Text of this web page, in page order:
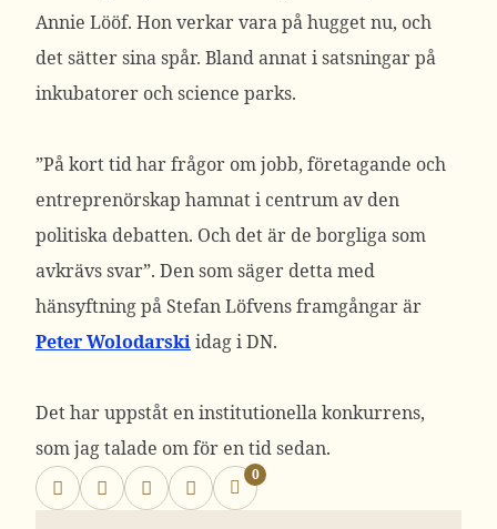
Annie Lööf. Hon verkar vara på hugget nu, och
det sätter sina spår. Bland annat i satsningar på
inkubatorer och science parks.
”På kort tid har frågor om jobb, företagande och
entreprenörskap hamnat i centrum av den
politiska debatten. Och det är de borgliga som
avkrävs svar”. Den som säger detta med
hänsyftning på Stefan Löfvens framgångar är
Peter Wolodarskiidag i DN.
Det har uppståt en institutionella konkurrens,
som jag talade om för en tid sedan.
0